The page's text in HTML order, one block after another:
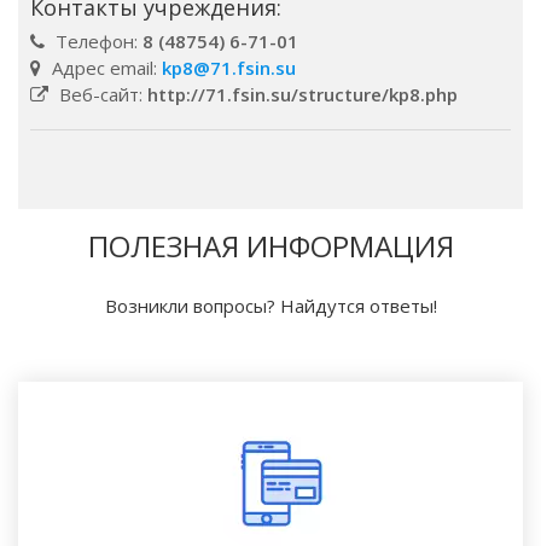
Контакты учреждения:
Телефон: 8 (48754) 6-71-01
Адрес email: kp8@71.fsin.su
Веб-сайт: http://71.fsin.su/structure/kp8.php
ПОЛЕЗНАЯ ИНФОРМАЦИЯ
Возникли вопросы? Найдутся ответы!